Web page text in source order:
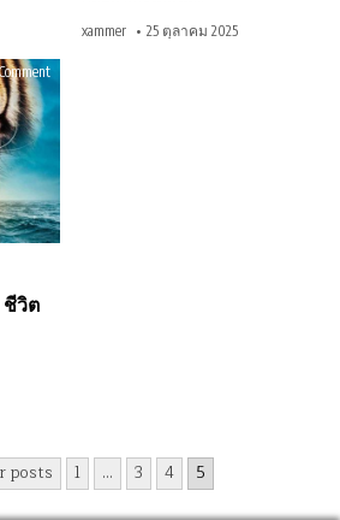
xammer 25 ตุลาคม 2025
on
Life
of
(2012)
อัศจรรย์
ของ
พาย
ชีวิต
posts 1 … 3 4 5